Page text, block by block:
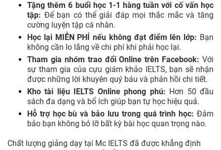
Tặng thêm 6 buổi học 1-1 hàng tuần với cố vấn học
tập: Để bạn có thể giải đáp mọi thắc mắc và tăng
cường luyện tập cá nhân.
Học lại MIỄN PHÍ nếu không đạt điểm lên lớp: Bạn
không cần lo lắng về chi phí khi phải học lại.
Tham gia nhóm trao đổi Online trên Facebook: Với
sự tham gia của cựu giám khảo IELTS, bạn sẽ nhận
được những lời khuyên quý báu và phản hồi chi tiết.
Kho tài liệu IELTS Online phong phú: Hơn 50 đầu
sách đa dạng và bổ ích giúp bạn tự học hiệu quả.
Hỗ trợ học bù và bảo lưu trong quá trình học: Đảm
bảo bạn không bỏ lỡ bất kỳ bài học quan trọng nào.
Chất lượng giảng dạy tại Mc IELTS đã được khẳng định